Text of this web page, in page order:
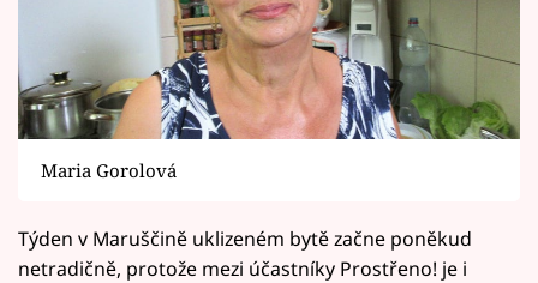
Maria Gorolová
Týden v Maruščině uklizeném bytě začne poněkud
netradičně, protože mezi účastníky Prostřeno! je i